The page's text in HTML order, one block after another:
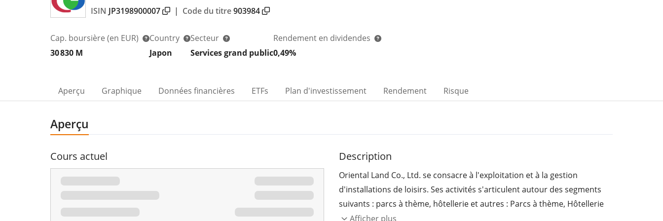
ISIN JP3198900007 | Code du titre903984
Cap. boursière (en EUR)
30 830 M
Country
Japon
Secteur
Services grand public
Rendement en dividendes
0,49%
Aperçu Graphique Données financières ETFs Plan d'investissement Rendement Risque
Aperçu
Cours actuel Description
Oriental Land Co., Ltd. se consacre à l'exploitation et à la gestion
d'installations de loisirs. Ses activités s'articulent autour des segments
suivants : parcs à thème, hôtellerie et autres : Parcs à thème, Hôtellerie
et Autres. Le secteur des parcs à thème comprend les parcs à thème
Afficher plus